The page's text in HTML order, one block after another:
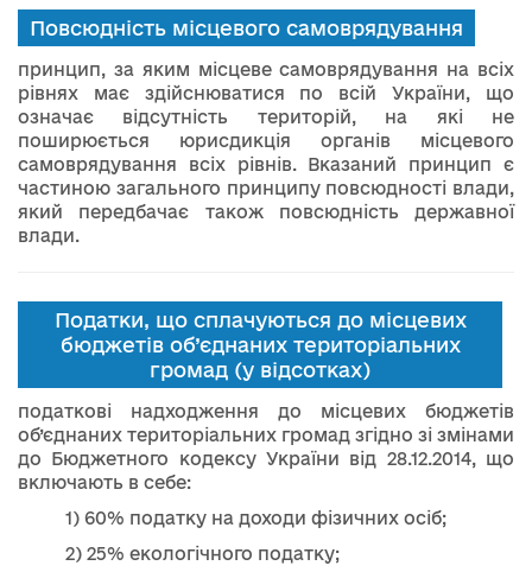
Повсюдність місцевого самоврядування
принцип, за яким місцеве самоврядування на всіх
рівнях має здійснюватися по всій України, що
означає відсутність територій, на які не
поширюється юрисдикція органів місцевого
самоврядування всіх рівнів. Вказаний принцип є
частиною загального принципу повсюдності влади,
який передбачає також повсюдність державної
влади.
Податки, що сплачуються до місцевих
бюджетів об’єднаних територіальних
громад (у відсотках)
податкові надходження до місцевих бюджетів
об’єднаних територіальних громад згідно зі змінами
до Бюджетного кодексу України від 28.12.2014, що
включають в себе:
1) 60% податку на доходи фізичних осіб;
2) 25% екологічного податку;